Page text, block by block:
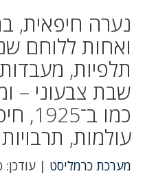
נערה חיפאית,
ואחות ללוחם
תלפיות,
כמו
עולמות,
מערכת כרמליסט | עודכן: